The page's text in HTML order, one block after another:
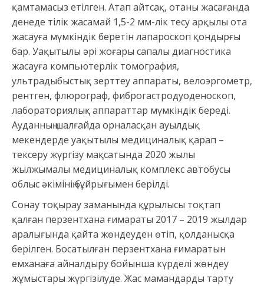
қамтамасыз етілген. Атап айтсақ, отаны жасағанда
денеде тілік жасамай 1,5-2 мм-лік тесу арқылы ота
жасауға мүмкіндік беретін лапароскоп қондырғы
бар. Уақытылы әрі жоғары сапалы диагностика
жасауға компьютерлік томография,
ультрадыбыстық зерттеу аппараты, велоэргометр,
рентген, флюрограф, фиброгастродуоденоскоп,
лабораториялық аппараттар мүмкіндік береді.
Ауданның шалғайда орналасқан ауылдық
мекендерде уақытылы медициналық қарап –
тексеру жүргізу мақсатында 2020 жылы
жылжымалы медициналық комплекс автобусы
облыс әкімінің бұйрығымен берілді.
Сонау тоқырау заманында құрылысы тоқтап
қалған перзентхана ғимараты 2017 – 2019 жылдар
аралығында қайта жөндеуден өтіп, қолданысқа
берілген. Босатылған перзентхана ғимаратын
емханаға айналдыру бойынша күрделі жөндеу
жұмыстары жүргізілуде. Жас мамандарды тарту